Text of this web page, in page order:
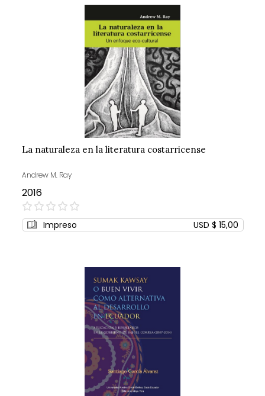
La naturaleza en la literatura costarricense
Andrew M. Ray
2016
0%
Impreso USD $ 15,00